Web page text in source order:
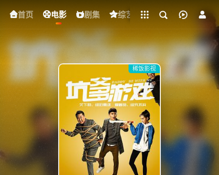
首页 电影 剧集 综艺 动漫 短剧
下载客户端
稀饭影视